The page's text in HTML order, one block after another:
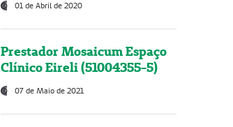
01 de Abril de 2020
Prestador Mosaicum Espaço
Clínico Eireli (51004355-5)
07 de Maio de 2021